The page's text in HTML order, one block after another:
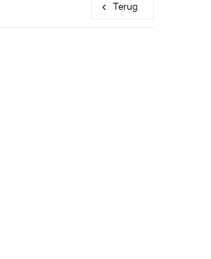
Terug